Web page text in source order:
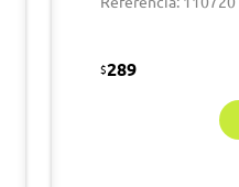
$289